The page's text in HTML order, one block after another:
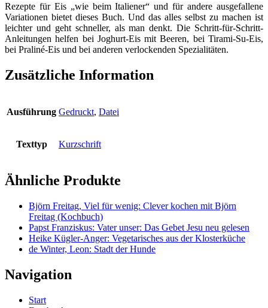
Rezepte für Eis „wie beim Italiener“ und für andere ausgefallene
Variationen bietet dieses Buch. Und das alles selbst zu machen ist
leichter und geht schneller, als man denkt. Die Schritt-für-Schritt-
Anleitungen helfen bei Joghurt-Eis mit Beeren, bei Tirami-Su-Eis,
bei Praliné-Eis und bei anderen verlockenden Spezialitäten.
Zusätzliche Information
Ausführung Gedruckt, Datei
Texttyp Kurzschrift
Ähnliche Produkte
Björn Freitag, Viel für wenig: Clever kochen mit Björn
Freitag (Kochbuch)
Papst Franziskus: Vater unser: Das Gebet Jesu neu gelesen
Heike Kügler-Anger: Vegetarisches aus der Klosterküche
de Winter, Leon: Stadt der Hunde
Navigation
Start